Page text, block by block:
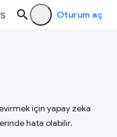
Oturum aç
için yapay zeka
hata olabilir.